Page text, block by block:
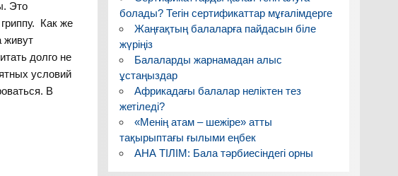
Это
Как же
живут
долго не
условий
В
болады? Тегін сертификаттар мұғалімдерге
Жаңғақтың балаларға пайдасын біле
жүріңіз
Балаларды жарнамадан алыс
ұстаңыздар
Африкадағы балалар неліктен тез
жетіледі?
«Менің атам – шежіре» атты
тақырыптағы ғылыми еңбек
АНА ТІЛІМ: Бала тәрбиесіндегі орны